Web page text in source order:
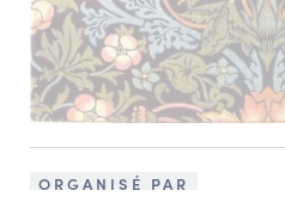
ORGANISÉ PAR